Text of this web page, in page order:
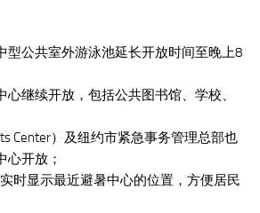
型公共室外游泳池延长开放时间至晚上8
心继续开放，包括公共图书馆、学校、
Center）及纽约市紧急事务管理总部也
心开放；
实时显示最近避暑中心的位置，方便居民